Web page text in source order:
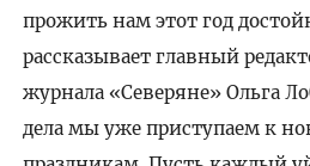
прожить нам этот год
рассказывает главный
журнала «Северяне» Ольга
дела мы уже приступаем к